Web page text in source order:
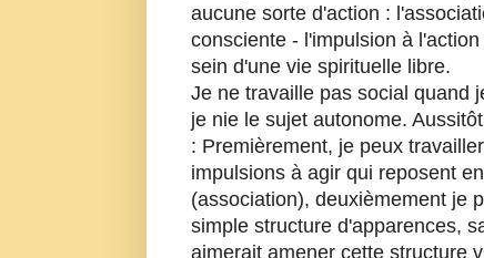
aucune sorte d'action :
consciente - l'impulsion à
sein d'une vie spirituelle libre.
Je ne travaille pas social quand
je nie le sujet autonome.
: Premièrement, je peux
impulsions à agir qui reposent
(association), deuxièmement je
simple structure d'apparences,
aimerait amener cette structure